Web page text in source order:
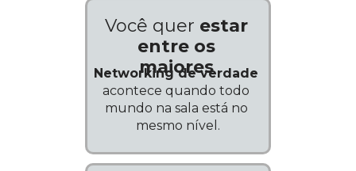
Você quer estar
entre os
maiores
Networking de verdade
acontece quando todo
mundo na sala está no
mesmo nível.